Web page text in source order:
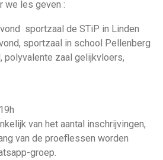
we les geven :
sportzaal de STiP in Linden
sportzaal in school Pellenberg
polyvalente zaal gelijkvloers,
van het aantal inschrijvingen,
van de proeflessen worden
groep.